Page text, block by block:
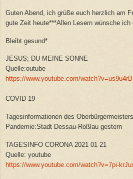
Guten Abend, ich grüße euch herzlich am
gute Zeit heute***Allen Lesern wünsche
Bleibt gesund*
JESUS; DU MEINE SONNE
Quelle:outube
https://www.youtube.com/
COVID 19
Tagesinformationen des
Pandemie:Stadt Dessau-Roßlau gestern
TAGESINFO CORONA 2021 01 21
Quelle: youtube
https://www.youtube.com/watch?v=7pi-